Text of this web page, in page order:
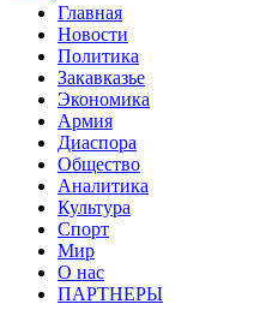
Главная
Новости
Политика
Закавказье
Экономика
Армия
Диаспора
Общество
Аналитика
Культура
Спорт
Мир
О нас
ПАРТНЕРЫ